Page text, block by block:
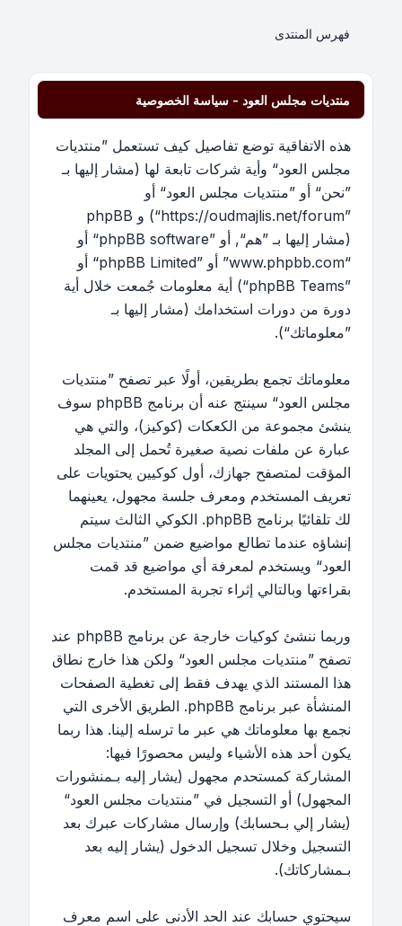
فهرس المنتدى
منتديات مجلس العود - سياسة الخصوصية
هذه الاتفاقية توضع تفاصيل كيف تستعمل ”منتديات
مجلس العود“ وأية شركات تابعة لها (مشار إليها بـ
”نحن“ أو ”منتديات مجلس العود“ أو
”https://oudmajlis.net/forum“) و phpBB
(مشار إليها بـ ”هم“, أو ”phpBB software“ أو
“www.phpbb.com” أو ”phpBB Limited“ أو
”phpBB Teams“) أية معلومات جُمعت خلال أية
دورة من دورات استخدامك (مشار إليها بـ
”معلوماتك“).
معلوماتك تجمع بطريقين، أولًا عبر تصفح ”منتديات
مجلس العود“ سينتج عنه أن برنامج phpBB سوف
ينشئ مجموعة من الكعكات (كوكيز)، والتي هي
عبارة عن ملفات نصية صغيرة تُحمل إلى المجلد
المؤقت لمتصفح جهازك، أول كوكيين يحتويات على
تعريف المستخدم ومعرف جلسة مجهول، يعينهما
لك تلقائيًا برنامج phpBB. الكوكي الثالث سيتم
إنشاؤه عندما تطالع مواضيع ضمن ”منتديات مجلس
العود“ ويستخدم لمعرفة أي مواضيع قد قمت
بقراءتها وبالتالي إثراء تجربة المستخدم.
وربما ننشئ كوكيات خارجة عن برنامج phpBB عند
تصفح ”منتديات مجلس العود“ ولكن هذا خارج نطاق
هذا المستند الذي يهدف فقط إلى تغطية الصفحات
المنشأة عبر برنامج phpBB. الطريق الأخرى التي
نجمع بها معلوماتك هي عبر ما ترسله إلينا. هذا ربما
يكون أحد هذه الأشياء وليس محصورًا فيها:
المشاركة كمستحدم مجهول (يشار إليه بـمنشورات
المجهول) أو التسجيل في ”منتديات مجلس العود“
(يشار إلي بـحسابك) وإرسال مشاركات عبرك بعد
التسجيل وخلال تسجيل الدخول (يشار إليه بعد
بـمشاركاتك).
سيحتوي حسابك عند الحد الأدنى على اسم معرف